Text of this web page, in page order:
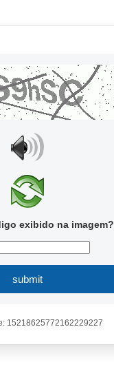
exibido na imagem?
submit
15218625772162229227